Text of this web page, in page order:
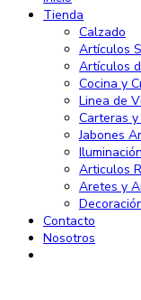
Tienda
Calzado
Artículos
Artículos
Cocina y
Linea de
Carteras
Jabones
Iluminación
Articulos
Aretes y
Contacto
Nosotros